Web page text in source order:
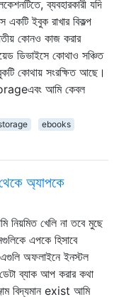
ব্যবহারকারী যদি
ইবুক রাখার বিকল্প
কোনও কাজ করার
ডিভাইসে কোথাও সঞ্চিত
কোথায় সংরক্ষিত আছে।
আমি কেবল
ebooks
অ্যাপকে
নিয়মিত খেলি না তবে মুছে
এপকে হিসাবে
অফলাইনে ইনস্টল
ব্যাক আপ করার কথা
বিদ্যমান exist আমি